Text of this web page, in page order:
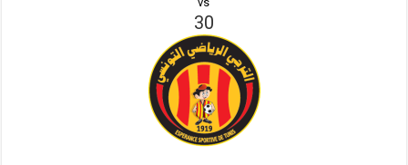
30